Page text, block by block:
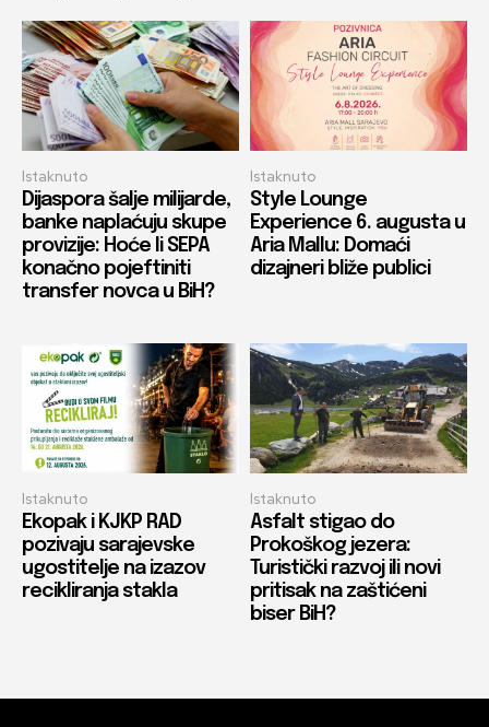
Istaknuto
Dijaspora šalje milijarde,
banke naplaćuju skupe
provizije: Hoće li SEPA
konačno pojeftiniti
transfer novca u BiH?
Istaknuto
Style Lounge
Experience 6. augusta u
Aria Mallu: Domaći
dizajneri bliže publici
Istaknuto
Ekopak i KJKP RAD
pozivaju sarajevske
ugostitelje na izazov
recikliranja stakla
Istaknuto
Asfalt stigao do
Prokoškog jezera:
Turistički razvoj ili novi
pritisak na zaštićeni
biser BiH?